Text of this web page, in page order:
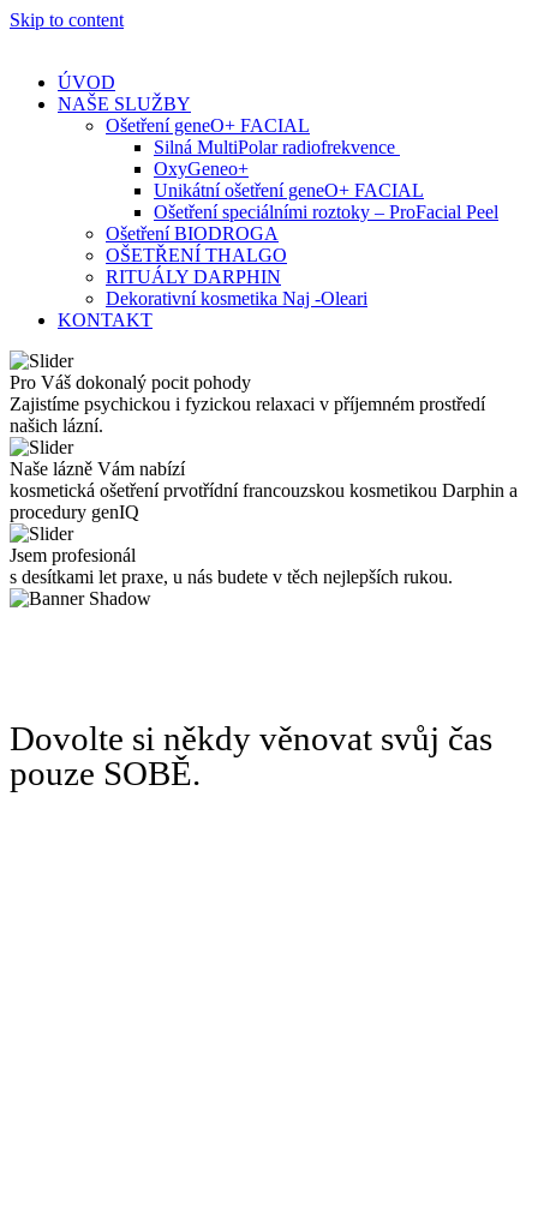
Skip to content
ÚVOD
NAŠE SLUŽBY
Ošetření geneO+ FACIAL
Silná MultiPolar radiofrekvence
OxyGeneo+
Unikátní ošetření geneO+ FACIAL
Ošetření speciálními roztoky – ProFacial Peel
Ošetření BIODROGA
OŠETŘENÍ THALGO
RITUÁLY DARPHIN
Dekorativní kosmetika Naj -Oleari
KONTAKT
Pro Váš dokonalý pocit pohody
Zajistíme psychickou i fyzickou relaxaci v příjemném prostředí
našich lázní.
Naše lázně Vám nabízí
kosmetická ošetření prvotřídní francouzskou kosmetikou Darphin a
procedury genIQ
Jsem profesionál
s desítkami let praxe, u nás budete v těch nejlepších rukou.
Dovolte si někdy věnovat svůj čas
pouze SOBĚ.